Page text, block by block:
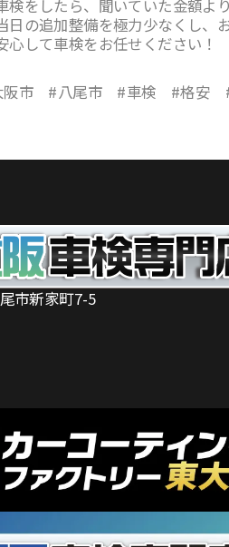
検をしたら、聞いていた金額よ
日の追加整備を極力少なくし、
心して車検をお任せください！
阪市 #八尾市 #車検 #格安
市新家町7-5